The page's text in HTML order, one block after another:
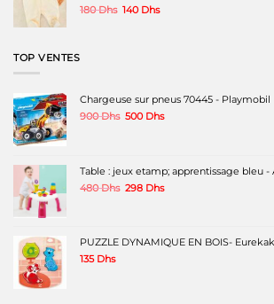
180Dhs Le
140 DhsLe
TOP VENTES
Chargeuse sur pneus 70445 - Playmobil
900Dhs Le
500 DhsLe
Table : jeux etamp; apprentissage bleu -
480Dhs Le
480 Dhs.
298 DhsLe
298 Dhs.
PUZZLE DYNAMIQUE EN BOIS-
135 Dhs